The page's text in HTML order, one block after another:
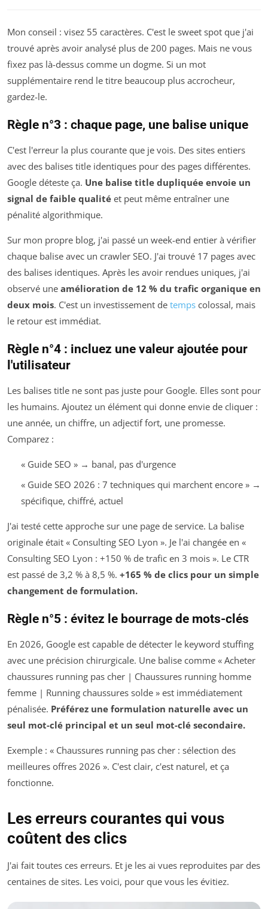
Mon conseil : visez 55 caractères. C'est le sweet spot que j'ai
trouvé après avoir analysé plus de 200 pages. Mais ne vous
fixez pas là-dessus comme un dogme. Si un mot
supplémentaire rend le titre beaucoup plus accrocheur,
gardez-le.
Règle n°3 : chaque page, une balise unique
C'est l'erreur la plus courante que je vois. Des sites entiers
avec des balises title identiques pour des pages différentes.
Google déteste ça. Une balise title dupliquée envoie un
signal de faible qualité et peut même entraîner une
pénalité algorithmique.
Sur mon propre blog, j'ai passé un week-end entier à vérifier
chaque balise avec un crawler SEO. J'ai trouvé 17 pages avec
des balises identiques. Après les avoir rendues uniques, j'ai
observé une amélioration de 12 % du trafic organique en
deux mois. C'est un investissement de temps colossal, mais
le retour est immédiat.
Règle n°4 : incluez une valeur ajoutée pour
l'utilisateur
Les balises title ne sont pas juste pour Google. Elles sont pour
les humains. Ajoutez un élément qui donne envie de cliquer :
une année, un chiffre, un adjectif fort, une promesse.
Comparez :
« Guide SEO » → banal, pas d'urgence
« Guide SEO 2026 : 7 techniques qui marchent encore » →
spécifique, chiffré, actuel
J'ai testé cette approche sur une page de service. La balise
originale était « Consulting SEO Lyon ». Je l'ai changée en «
Consulting SEO Lyon : +150 % de trafic en 3 mois ». Le CTR
est passé de 3,2 % à 8,5 %. +165 % de clics pour un simple
changement de formulation.
Règle n°5 : évitez le bourrage de mots-clés
En 2026, Google est capable de détecter le keyword stuffing
avec une précision chirurgicale. Une balise comme « Acheter
chaussures running pas cher | Chaussures running homme
femme | Running chaussures solde » est immédiatement
pénalisée. Préférez une formulation naturelle avec un
seul mot-clé principal et un seul mot-clé secondaire.
Exemple : « Chaussures running pas cher : sélection des
meilleures offres 2026 ». C'est clair, c'est naturel, et ça
fonctionne.
Les erreurs courantes qui vous
coûtent des clics
J'ai fait toutes ces erreurs. Et je les ai vues reproduites par des
centaines de sites. Les voici, pour que vous les évitiez.